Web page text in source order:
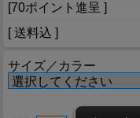
[70ポイント進呈 ]
[ 送料込 ]
サイズ／カラー